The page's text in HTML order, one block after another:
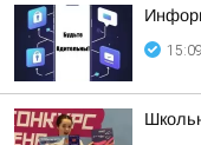
15:09